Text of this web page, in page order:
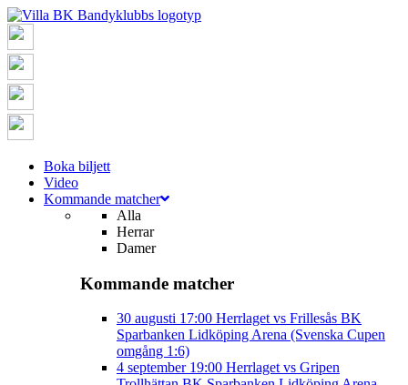
Boka biljett
Video
Kommande matcher
Alla
Herrar
Damer
Kommande matcher
30 augusti 17:00 Herrlaget vs Frillesås BK
Sparbanken Lidköping Arena (Svenska Cupen
omgång 1:6)
4 september 19:00 Herrlaget vs Gripen